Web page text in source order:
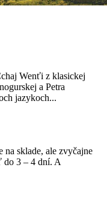
Wenťi z klasickej
a Petra
jazykoch...
na sklade, ale zvyčajne
do 3 – 4 dní. A